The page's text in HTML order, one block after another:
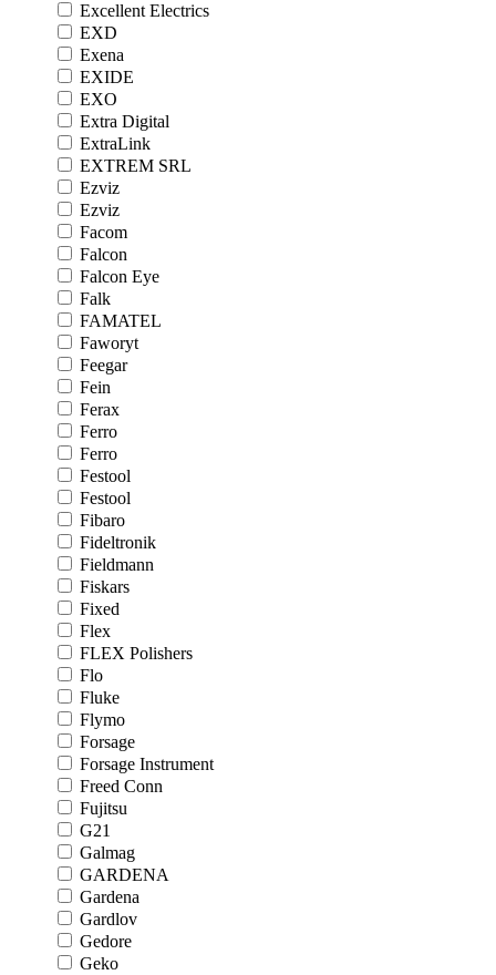
Excellent Electrics
EXD
Exena
EXIDE
EXO
Extra Digital
ExtraLink
EXTREM SRL
Ezviz
Ezviz
Facom
Falcon
Falcon Eye
Falk
FAMATEL
Faworyt
Feegar
Fein
Ferax
Ferro
Ferro
Festool
Festool
Fibaro
Fideltronik
Fieldmann
Fiskars
Fixed
Flex
FLEX Polishers
Flo
Fluke
Flymo
Forsage
Forsage Instrument
Freed Conn
Fujitsu
G21
Galmag
GARDENA
Gardena
Gardlov
Gedore
Geko